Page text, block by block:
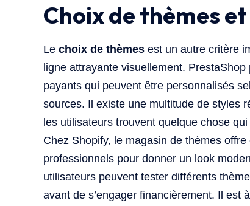
Choix de thèmes
Le choix de thèmes est un autre critère
ligne attrayante visuellement.
payants qui peuvent être personnalisés
sources. Il existe une multitude de styles
les utilisateurs trouvent quelque chose
Chez Shopify, le magasin de thèmes
professionnels pour donner un look
utilisateurs peuvent tester différents
avant de s’engager financièrement. Il est